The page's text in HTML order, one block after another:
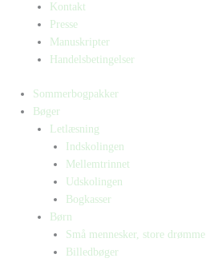
Kontakt
Presse
Manuskripter
Handelsbetingelser
Sommerbogpakker
Bøger
Letlæsning
Indskolingen
Mellemtrinnet
Udskolingen
Bogkasser
Børn
Små mennesker, store drømme
Billedbøger